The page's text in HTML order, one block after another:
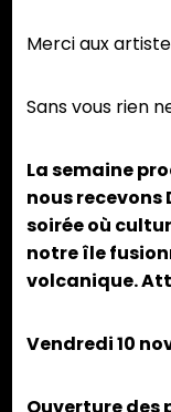
Merci aux
Sans vous rien
La semaine
nous recevons
soirée où
notre île
volcanique.
Vendredi 10